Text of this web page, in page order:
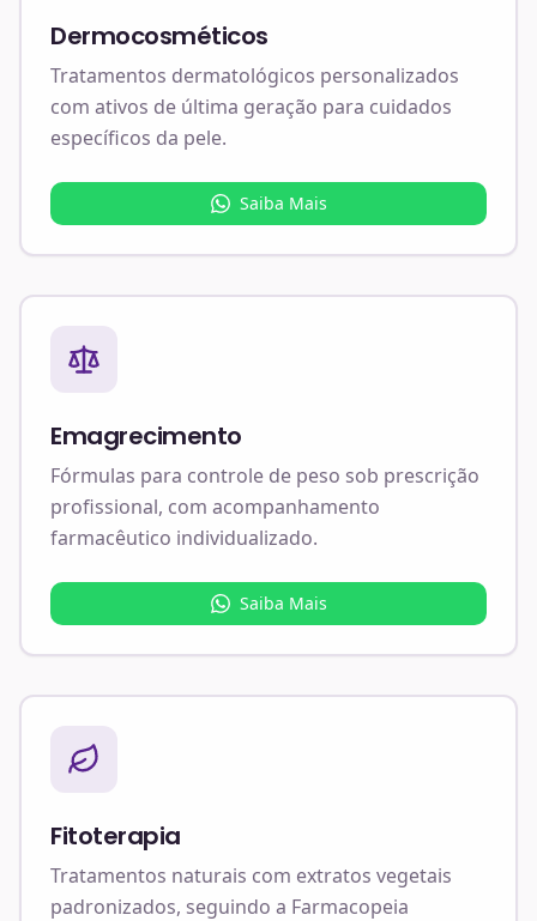
Dermocosméticos
Tratamentos dermatológicos personalizados
com ativos de última geração para cuidados
específicos da pele.
Saiba Mais
Emagrecimento
Fórmulas para controle de peso sob prescrição
profissional, com acompanhamento
farmacêutico individualizado.
Saiba Mais
Fitoterapia
Tratamentos naturais com extratos vegetais
padronizados, seguindo a Farmacopeia